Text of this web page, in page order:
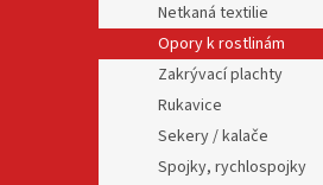
Netkaná textilie
Opory k rostlinám
Zakrývací plachty
Rukavice
Sekery / kalače
Spojky, rychlospojky